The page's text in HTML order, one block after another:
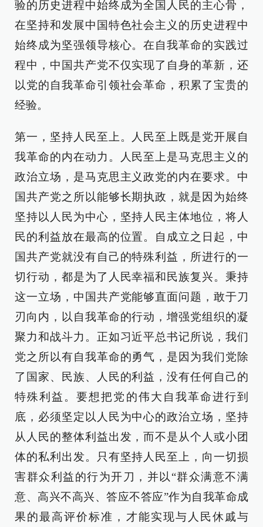
验的历史进程中始终成为全国人民的主心骨，
在坚持和发展中国特色社会主义的历史进程中
始终成为坚强领导核心。在自我革命的实践过
程中，中国共产党不仅实现了自身的革新，还
以党的自我革命引领社会革命，积累了宝贵的
经验。
第一，坚持人民至上。人民至上既是党开展自
我革命的内在动力。人民至上是马克思主义的
政治立场，是马克思主义政党的内在要求。中
国共产党之所以能够长期执政，就是因为始终
坚持以人民为中心，坚持人民主体地位，将人
民的利益放在最高的位置。自成立之日起，中
国共产党就没有自己的特殊利益，所进行的一
切行动，都是为了人民幸福和民族复兴。秉持
这一立场，中国共产党能够直面问题，敢于刀
刃向内，以自我革命的行动，增强党组织的凝
聚力和战斗力。正如习近平总书记所说，我们
党之所以有自我革命的勇气，是因为我们党除
了国家、民族、人民的利益，没有任何自己的
特殊利益。要想把党的伟大自我革命进行到
底，必须坚定以人民为中心的政治立场，坚持
从人民的整体利益出发，而不是从个人或小团
体的私利出发。只有坚持人民至上，向一切损
害群众利益的行为开刀，并以“群众满意不满
意、高兴不高兴、答应不答应”作为自我革命成
果的最高评价标准，才能实现与人民休戚与